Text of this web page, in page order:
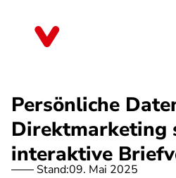
Persönliche
Direktmarketing
interaktive
Stand:09. Mai 2025